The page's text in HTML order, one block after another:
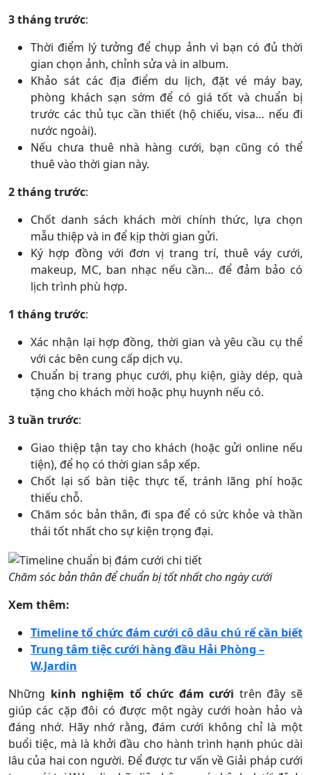
3 tháng trước:
Thời điểm lý tưởng để chụp ảnh vì bạn có đủ thời
gian chọn ảnh, chỉnh sửa và in album.
Khảo sát các địa điểm du lịch, đặt vé máy bay,
phòng khách sạn sớm để có giá tốt và chuẩn bị
trước các thủ tục cần thiết (hộ chiếu, visa… nếu đi
nước ngoài).
Nếu chưa thuê nhà hàng cưới, bạn cũng có thể
thuê vào thời gian này.
2 tháng trước:
Chốt danh sách khách mời chính thức, lựa chọn
mẫu thiệp và in để kịp thời gian gửi.
Ký hợp đồng với đơn vị trang trí, thuê váy cưới,
makeup, MC, ban nhạc nếu cần… để đảm bảo có
lịch trình phù hợp.
1 tháng trước:
Xác nhận lại hợp đồng, thời gian và yêu cầu cụ thể
với các bên cung cấp dịch vụ.
Chuẩn bị trang phục cưới, phụ kiện, giày dép, quà
tặng cho khách mời hoặc phụ huynh nếu có.
3 tuần trước:
Giao thiệp tận tay cho khách (hoặc gửi online nếu
tiện), để họ có thời gian sắp xếp.
Chốt lại số bàn tiệc thực tế, tránh lãng phí hoặc
thiếu chỗ.
Chăm sóc bản thân, đi spa để có sức khỏe và thần
thái tốt nhất cho sự kiện trọng đại.
Chăm sóc bản thân để chuẩn bị tốt nhất cho ngày cưới
Xem thêm:
Timeline tổ chức đám cưới cô dâu chú rể cần biết
Trung tâm tiệc cưới hàng đầu Hải Phòng –
W.Jardin
Những kinh nghiệm tổ chức đám cưới trên đây sẽ
giúp các cặp đôi có được một ngày cưới hoàn hảo và
đáng nhớ. Hãy nhớ rằng, đám cưới không chỉ là một
buổi tiệc, mà là khởi đầu cho hành trình hạnh phúc dài
lâu của hai con người. Để được tư vấn về Giải pháp cưới